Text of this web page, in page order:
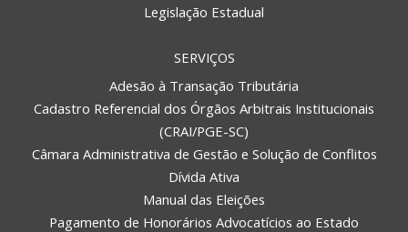
Legislação Estadual
SERVIÇOS
Adesão à Transação Tributária
Cadastro Referencial dos Órgãos Arbitrais Institucionais
(CRAI/PGE-SC)
Câmara Administrativa de Gestão e Solução de Conflitos
Dívida Ativa
Manual das Eleições
Pagamento de Honorários Advocatícios ao Estado